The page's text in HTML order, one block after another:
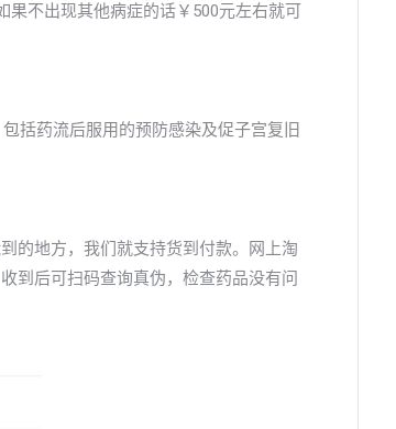
果不出现其他病症的话￥500元左右就可
括药流后服用的预防感染及促子宫复旧
的地方，我们就支持货到付款。网上淘
到后可扫码查询真伪，检查药品没有问